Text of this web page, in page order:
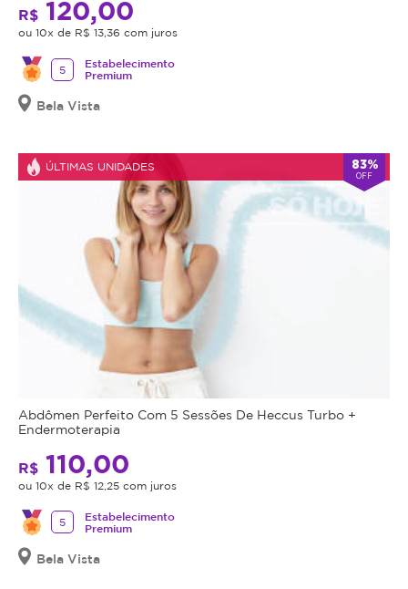
R$ 120,00
ou 10x de R$ 13,36 com juros
5
Estabelecimento
Premium
Bela Vista
ÚLTIMAS UNIDADES 83%
OFF
Abdômen Perfeito Com 5 Sessões De Heccus Turbo +
Endermoterapia
R$ 110,00
ou 10x de R$ 12,25 com juros
5
Estabelecimento
Premium
Bela Vista